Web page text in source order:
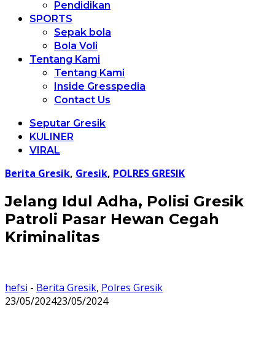
Pendidikan
SPORTS
Sepak bola
Bola Voli
Tentang Kami
Tentang Kami
Inside Gresspedia
Contact Us
Seputar Gresik
KULINER
VIRAL
Berita Gresik, Gresik, POLRES GRESIK
Jelang Idul Adha, Polisi Gresik
Patroli Pasar Hewan Cegah
Kriminalitas
hefsi - Berita Gresik, Polres Gresik
23/05/202423/05/2024